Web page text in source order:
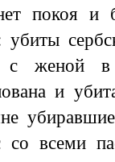
покоя и
убиты
с женой в
и
со всеми